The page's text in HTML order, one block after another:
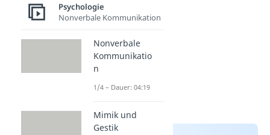
Psychologie
Nonverbale Kommunikation
Nonverbale
Kommunikatio
n
1/4 – Dauer: 04:19
Mimik und
Gestik